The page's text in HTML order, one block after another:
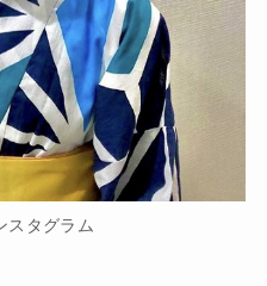
スタグラム